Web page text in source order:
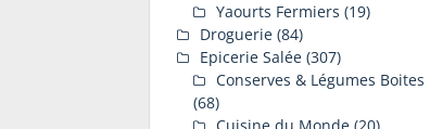
Yaourts Fermiers (19)
Droguerie (84)
Epicerie Salée (307)
Conserves & Légumes Boites
(68)